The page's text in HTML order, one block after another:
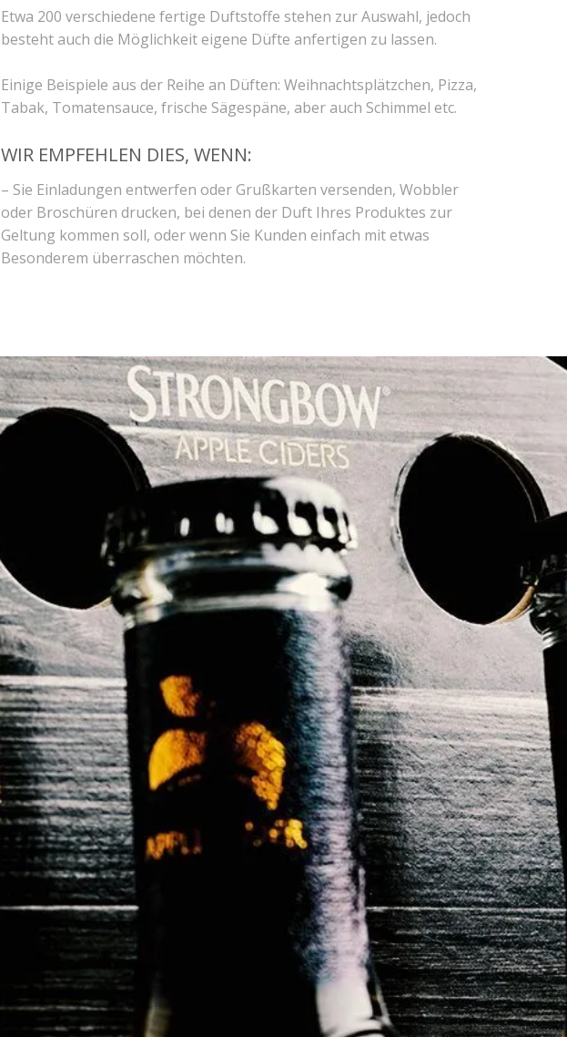
Etwa 200 verschiedene fertige Duftstoffe stehen zur Auswahl, jedoch
besteht auch die Möglichkeit eigene Düfte anfertigen zu lassen.
Einige Beispiele aus der Reihe an Düften: Weihnachtsplätzchen, Pizza,
Tabak, Tomatensauce, frische Sägespäne, aber auch Schimmel etc.
WIR EMPFEHLEN DIES, WENN:
– Sie Einladungen entwerfen oder Grußkarten versenden, Wobbler
oder Broschüren drucken, bei denen der Duft Ihres Produktes zur
Geltung kommen soll, oder wenn Sie Kunden einfach mit etwas
Besonderem überraschen möchten.